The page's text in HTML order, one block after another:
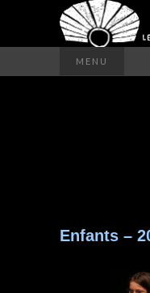
MENU
Enfants –